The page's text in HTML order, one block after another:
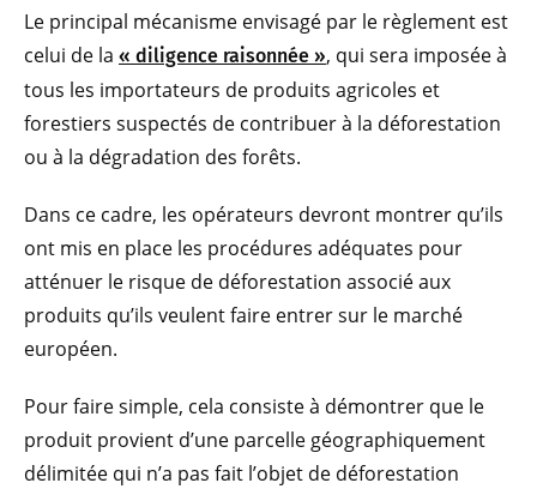
Le principal mécanisme envisagé par le règlement est
celui de la « diligence raisonnée », qui sera imposée à
tous les importateurs de produits agricoles et
forestiers suspectés de contribuer à la déforestation
ou à la dégradation des forêts.
Dans ce cadre, les opérateurs devront montrer qu’ils
ont mis en place les procédures adéquates pour
atténuer le risque de déforestation associé aux
produits qu’ils veulent faire entrer sur le marché
européen.
Pour faire simple, cela consiste à démontrer que le
produit provient d’une parcelle géographiquement
délimitée qui n’a pas fait l’objet de déforestation